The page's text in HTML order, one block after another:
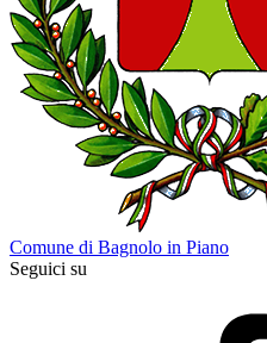
Comune di Bagnolo in Piano
Seguici su